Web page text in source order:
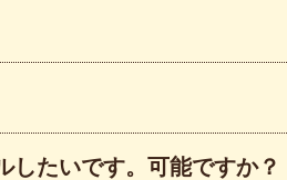
したいです。可能ですか？